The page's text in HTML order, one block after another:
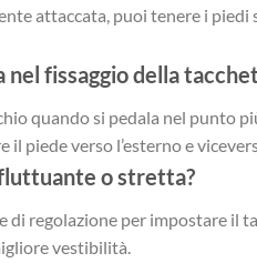
attaccata, puoi tenere i
nel fissaggio della
quando si pedala nel punto
piede verso l’esterno e
o stretta?
di regolazione per impostare il
vestibilità.